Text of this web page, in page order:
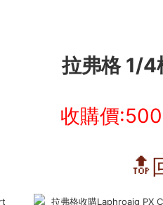
拉弗格 1/4
收購價
🔝